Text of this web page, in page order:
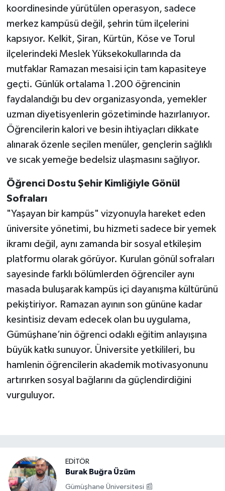
koordinesinde yürütülen operasyon, sadece
merkez kampüsü değil, şehrin tüm ilçelerini
kapsıyor. Kelkit, Şiran, Kürtün, Köse ve Torul
ilçelerindeki Meslek Yüksekokullarında da
mutfaklar Ramazan mesaisi için tam kapasiteye
geçti. Günlük ortalama 1.200 öğrencinin
faydalandığı bu dev organizasyonda, yemekler
uzman diyetisyenlerin gözetiminde hazırlanıyor.
Öğrencilerin kalori ve besin ihtiyaçları dikkate
alınarak özenle seçilen menüler, gençlerin sağlıklı
ve sıcak yemeğe bedelsiz ulaşmasını sağlıyor.
Öğrenci Dostu Şehir Kimliğiyle Gönül
Sofraları
"Yaşayan bir kampüs" vizyonuyla hareket eden
üniversite yönetimi, bu hizmeti sadece bir yemek
ikramı değil, aynı zamanda bir sosyal etkileşim
platformu olarak görüyor. Kurulan gönül sofraları
sayesinde farklı bölümlerden öğrenciler aynı
masada buluşarak kampüs içi dayanışma kültürünü
pekiştiriyor. Ramazan ayının son gününe kadar
kesintisiz devam edecek olan bu uygulama,
Gümüşhane’nin öğrenci odaklı eğitim anlayışına
büyük katkı sunuyor. Üniversite yetkilileri, bu
hamlenin öğrencilerin akademik motivasyonunu
artırırken sosyal bağlarını da güçlendirdiğini
vurguluyor.
EDITÖR
Burak Buğra Üzüm
Gümüşhane Üniversitesi 📰